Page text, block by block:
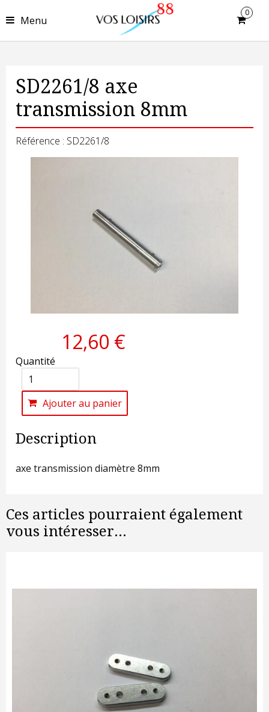
Menu
0
SD2261/8 axe
transmission 8mm
Référence : SD2261/8
12,60 €
Quantité
Ajouter au panier
Description
axe transmission diamètre 8mm
Ces articles pourraient également
vous intéresser...